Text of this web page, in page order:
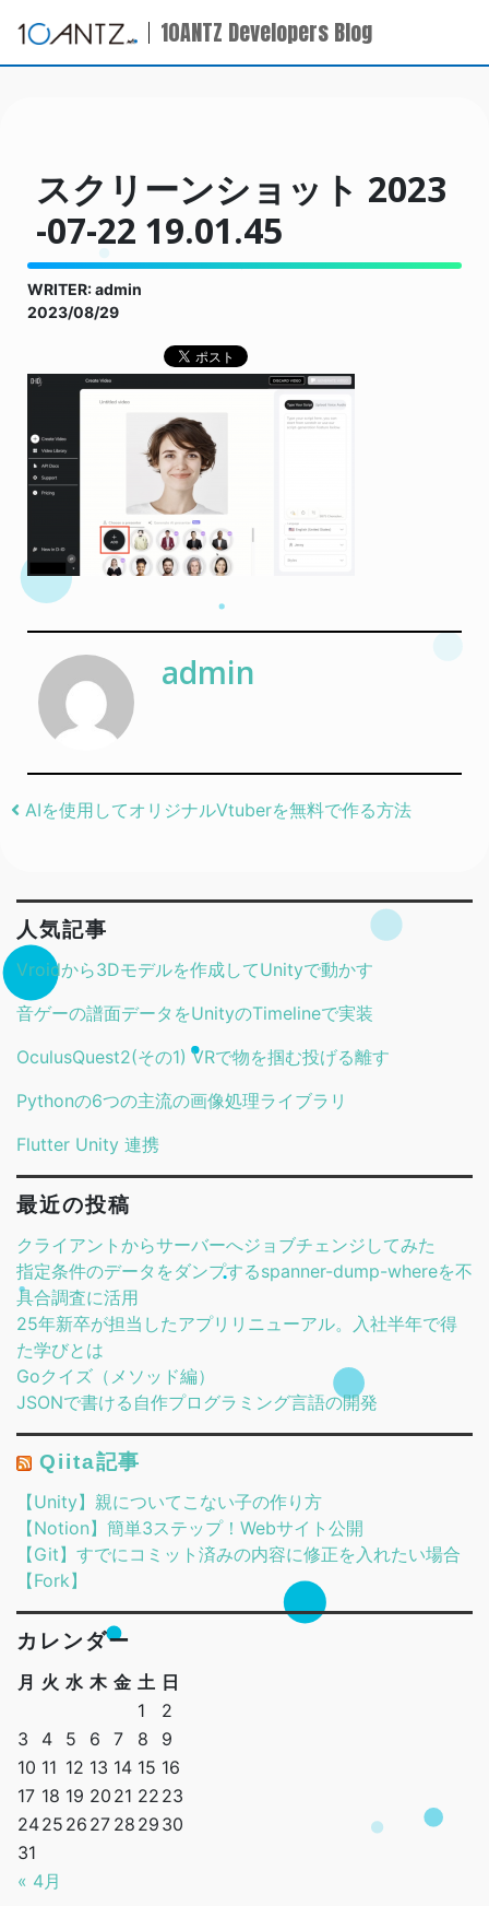
10ANTZ Developers Blog
スクリーンショット 2023
-07-22 19.01.45
WRITER: admin
2023/08/29
admin
Post navigation
AIを使用してオリジナルVtuberを無料で作る方法
人気記事
Vroidから3Dモデルを作成してUnityで動かす
音ゲーの譜面データをUnityのTimelineで実装
OculusQuest2(その1) VRで物を掴む投げる離す
Pythonの6つの主流の画像処理ライブラリ
Flutter Unity 連携
最近の投稿
クライアントからサーバーへジョブチェンジしてみた
指定条件のデータをダンプするspanner-dump-whereを不
具合調査に活用
25年新卒が担当したアプリリニューアル。入社半年で得
た学びとは
Goクイズ（メソッド編）
JSONで書ける自作プログラミング言語の開発
Qiita記事
【Unity】親についてこない子の作り方
【Notion】簡単3ステップ！Webサイト公開
【Git】すでにコミット済みの内容に修正を入れたい場合
【Fork】
カレンダー
月 火 水 木 金 土 日
« 4月
1
2
3
4 5 6 7 8
9
10 11 12 13 14 15 16
17 18 19 20 21 22 23
2425 26 27 28 29 30
31